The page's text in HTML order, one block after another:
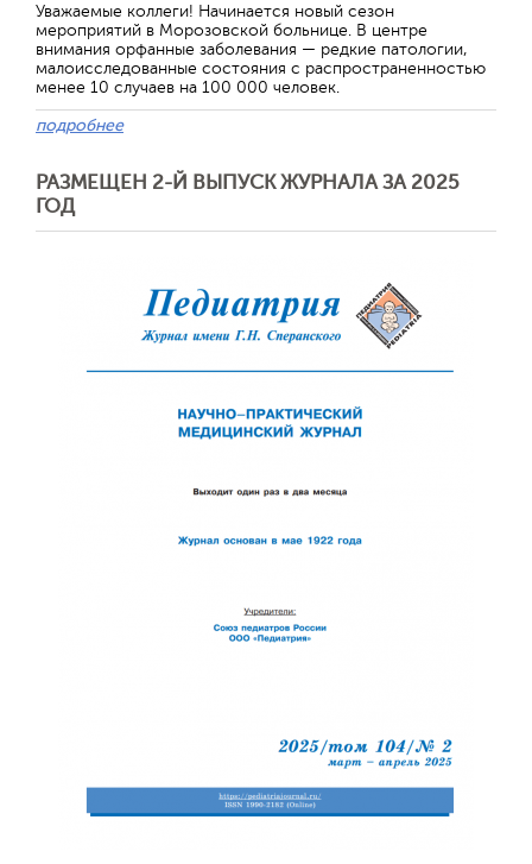
Уважаемые коллеги! Начинается новый сезон
мероприятий в Морозовской больнице. В центре
внимания орфанные заболевания — редкие патологии,
малоисследованные состояния с распространенностью
менее 10 случаев на 100 000 человек.
подробнее
РАЗМЕЩЕН 2-Й ВЫПУСК ЖУРНАЛА ЗА 2025
ГОД